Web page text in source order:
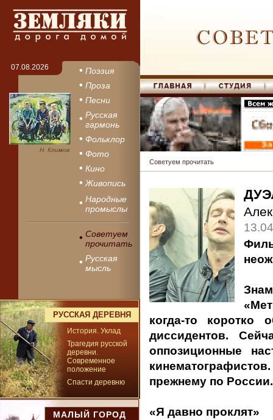
07.08.2026
Н. Климов
Поэзия
Проза
Песни
Русская
гармонь
Фольклор
Фото
Кино
Живопись
Народные
промыслы
Советуем
прочитать
Русская
мысль
РУССКАЯ ДЕРЕВНЯ
История. Уклад
Трагедия русской
деревни.
Современное
положение
Спасти деревню
МАЛЫЙ ГОРОД
Советуем прочитать
когда-то коротко
диссидентов.
оппозиционные
прежнему по России.
«Я давно проклят»